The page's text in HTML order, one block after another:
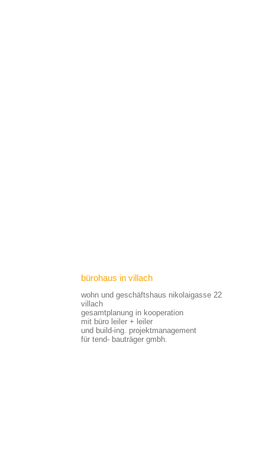
bürohaus in villach
wohn und geschäftshaus nikolaigasse 22
villach
gesamtplanung in kooperation
mit büro leiler + leiler
und build-ing. projektmanagement
für tend- bauträger gmbh.